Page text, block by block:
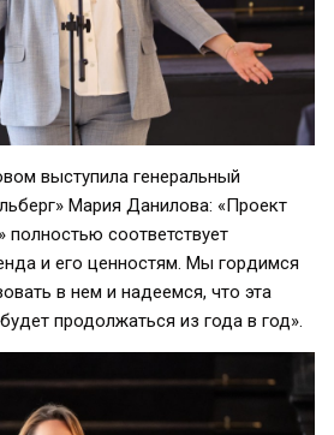
выступила генеральный
Мария Данилова: «Проект
полностью соответствует
и его ценностям. Мы гордимся
в нем и надеемся, что эта
продолжаться из года в год».